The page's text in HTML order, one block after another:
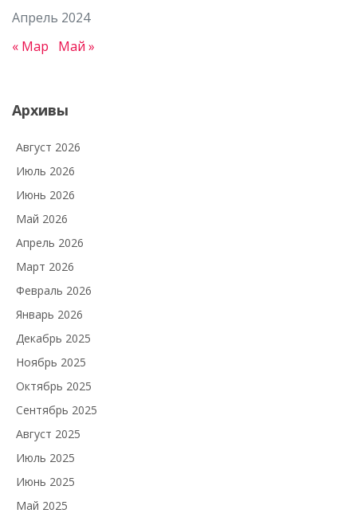
Апрель 2024
« Мар
Май »
Архивы
Август 2026
Июль 2026
Июнь 2026
Май 2026
Апрель 2026
Март 2026
Февраль 2026
Январь 2026
Декабрь 2025
Ноябрь 2025
Октябрь 2025
Сентябрь 2025
Август 2025
Июль 2025
Июнь 2025
Май 2025